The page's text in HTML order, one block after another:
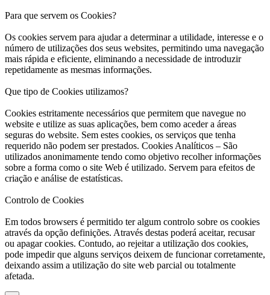
Para que servem os Cookies?
Os cookies servem para ajudar a determinar a utilidade, interesse e o
número de utilizações dos seus websites, permitindo uma navegação
mais rápida e eficiente, eliminando a necessidade de introduzir
repetidamente as mesmas informações.
Que tipo de Cookies utilizamos?
Cookies estritamente necessários que permitem que navegue no
website e utilize as suas aplicações, bem como aceder a áreas
seguras do website. Sem estes cookies, os serviços que tenha
requerido não podem ser prestados. Cookies Analíticos – São
utilizados anonimamente tendo como objetivo recolher informações
sobre a forma como o site Web é utilizado. Servem para efeitos de
criação e análise de estatísticas.
Controlo de Cookies
Em todos browsers é permitido ter algum controlo sobre os cookies
através da opção definições. Através destas poderá aceitar, recusar
ou apagar cookies. Contudo, ao rejeitar a utilização dos cookies,
pode impedir que alguns serviços deixem de funcionar corretamente,
deixando assim a utilização do site web parcial ou totalmente
afetada.